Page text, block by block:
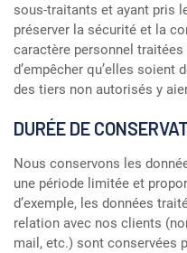
sous-traitants et ayant pris
préserver la sécurité et la
caractère personnel
d’empêcher qu’elles soient
des tiers non autorisés y
DURÉE DE
Nous conservons les
une période limitée et
d’exemple, les données
relation avec nos clients
mail, etc.) sont conservées